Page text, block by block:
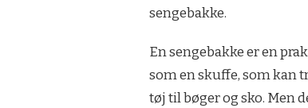
sengebakke.
En sengebakke er en
som en skuffe, som kan
tøj til bøger og sko. Men